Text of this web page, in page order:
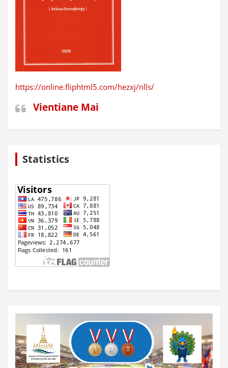
https://online.fliphtml5.com/hezxj/nlls/
Vientiane Mai
Statistics